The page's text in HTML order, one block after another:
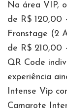
Na área VIP,
de R$ 120,00
Fronstage (2
de R$ 210,00
QR Code
experiência
Intense Vip
Camarote